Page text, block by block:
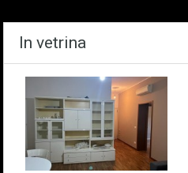
In vetrina